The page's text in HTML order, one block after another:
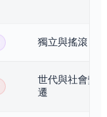
獨立與搖滾
世代與社會變
遷